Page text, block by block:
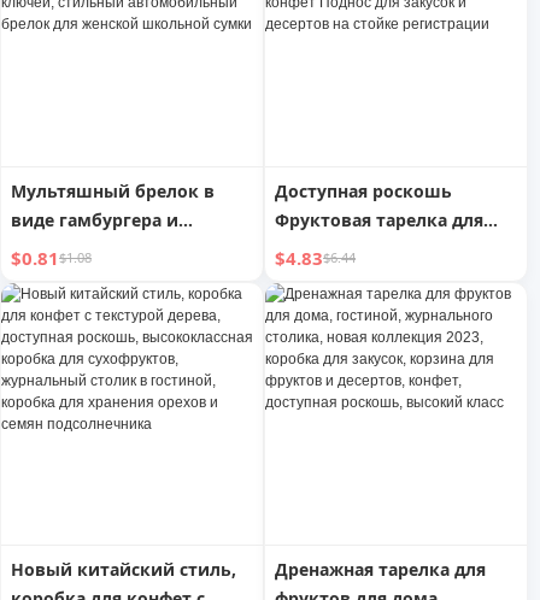
закусок и конфет
Мультяшный брелок в
виде гамбургера и
картофеля фри,
креативная игрушка из
искусственных конфет,
брелок для ключей,
стильный автомобильный
брелок для женской
школьной сумки
$0.81$1.08
Доступная роскошь
Фруктовая тарелка для
домашней гостиной
Послеобеденный чай Дим-
сам Стойка для орехов
Контейнер для конфет
Поднос для закусок и
десертов на стойке
$4.83$6.44
Новый китайский стиль,
Дренажная тарелка для